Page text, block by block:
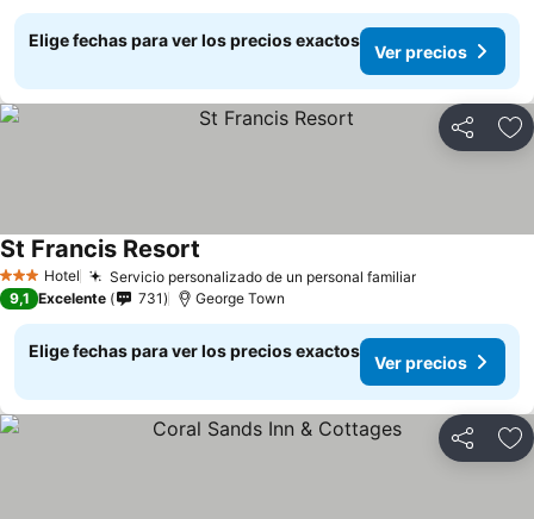
Elige fechas para ver los precios exactos
Ver precios
Compartir
3 Estrellas
Hotel Servicio personalizado de un personal familiar
St Francis Resort
9,1 Excelente 731 George Town
Elige fechas para ver los precios exactos
Ver precios
Compartir